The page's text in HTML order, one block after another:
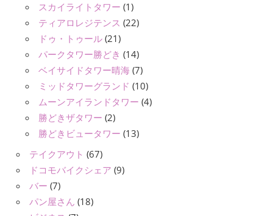
スカイライトタワー (1)
ティアロレジテンス (22)
ドゥ・トゥール (21)
パークタワー勝どき (14)
ベイサイドタワー晴海 (7)
ミッドタワーグランド (10)
ムーンアイランドタワー (4)
勝どきザタワー (2)
勝どきビュータワー (13)
テイクアウト (67)
ドコモバイクシェア (9)
バー (7)
パン屋さん (18)